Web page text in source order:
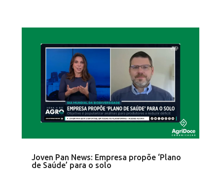
Joven Pan News: Empresa propõe ‘Plano
de Saúde’ para o solo